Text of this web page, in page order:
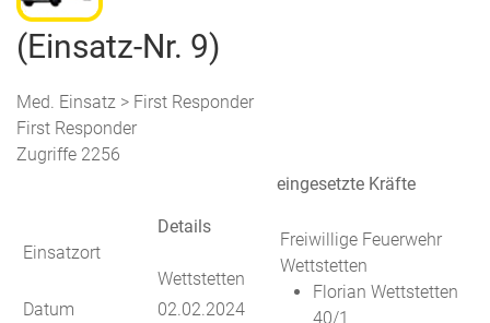
(Einsatz-Nr. 9)
Med. Einsatz > First Responder
First Responder
Zugriffe 2256
Einsatzort
Details
Wettstetten
Datum
02.02.2024
eingesetzte Kräfte
Freiwillige Feuerwehr
Wettstetten
Florian Wettstetten
40/1